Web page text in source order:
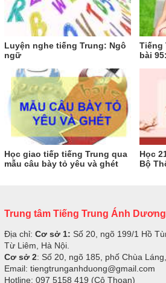
Luyện nghe tiếng Trung: Ngô
ngữ
Tiếng
bài
Học giao tiếp tiếng Trung qua
mẫu câu bày tỏ yêu và ghét
Học
Bộ
Trung tâm Tiếng Trung Ánh Dương
Địa chỉ: Cơ sở 1: Số 20, ngõ 199/1 Hồ
Từ Liêm, Hà Nội.
Cơ sở 2: Số 20, ngõ 185, phố Chùa
Email: tiengtrunganhduong@gmail.com
Hotline: 097 5158 419 (Cô Thoan)